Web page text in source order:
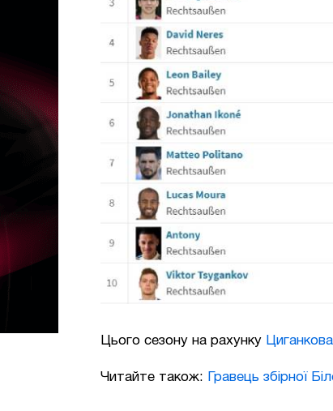
Цього сезону на рахунку Циганкова
Читайте також: Гравець збірної